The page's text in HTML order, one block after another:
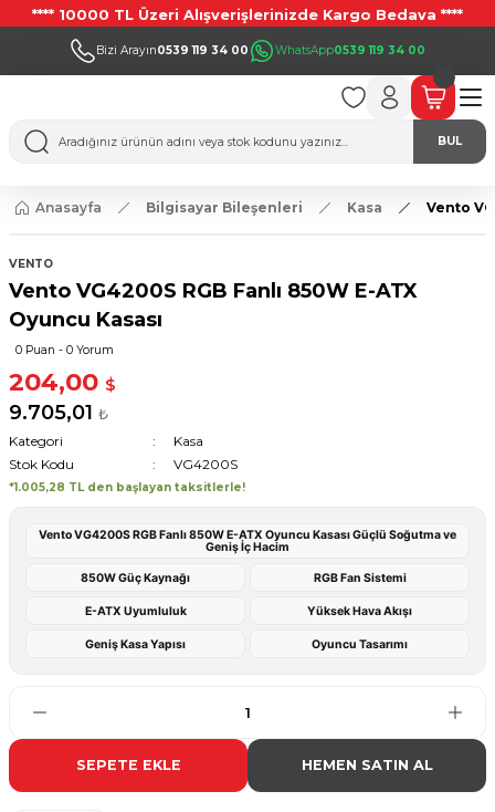
**** 10000 TL Üzeri Alışverişlerinizde Kargo Bedava ****
Bizi Arayın0539 119 34 00 WhatsApp0539 119 34 00
BUL
Anasayfa Bilgisayar Bileşenleri Kasa Vento
VENTO
Vento VG4200S RGB Fanlı 850W E-ATX
Oyuncu Kasası
0 Puan - 0 Yorum
204,00 $
9.705,01 ₺
Kategori
Kasa
Stok Kodu
VG4200S
*1.005,28 TL den başlayan taksitlerle!
Vento VG4200S RGB Fanlı 850W E-ATX Oyuncu Kasası Güçlü Soğutma ve
Geniş İç Hacim
850W Güç Kaynağı RGB Fan Sistemi
E-ATX Uyumluluk Yüksek Hava Akışı
Geniş Kasa Yapısı Oyuncu Tasarımı
SEPETE EKLE HEMEN SATIN AL